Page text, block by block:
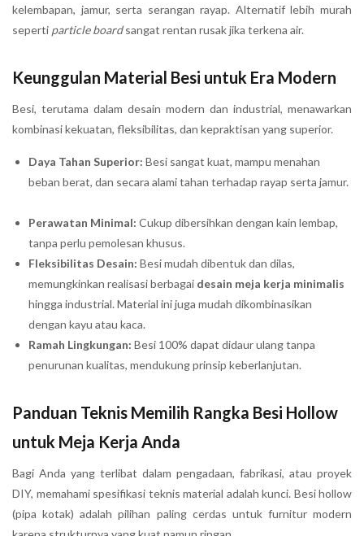
kelembapan, jamur, serta serangan rayap. Alternatif lebih murah
seperti particle boardsangat rentan rusak jika terkena air.
Keunggulan Material Besi untuk Era Modern
Besi, terutama dalam desain modern dan industrial, menawarkan
kombinasi kekuatan, fleksibilitas, dan kepraktisan yang superior.
Daya Tahan Superior: Besi sangat kuat, mampu menahan
beban berat, dan secara alami tahan terhadap rayap serta jamur.
Perawatan Minimal: Cukup dibersihkan dengan kain lembap,
tanpa perlu pemolesan khusus.
Fleksibilitas Desain: Besi mudah dibentuk dan dilas,
memungkinkan realisasi berbagai desain meja kerja minimalis
hingga industrial. Material ini juga mudah dikombinasikan
dengan kayu atau kaca.
Ramah Lingkungan: Besi 100% dapat didaur ulang tanpa
penurunan kualitas, mendukung prinsip keberlanjutan.
Panduan Teknis Memilih Rangka Besi Hollow
untuk Meja Kerja Anda
Bagi Anda yang terlibat dalam pengadaan, fabrikasi, atau proyek
DIY, memahami spesifikasi teknis material adalah kunci. Besi hollow
(pipa kotak) adalah pilihan paling cerdas untuk furnitur modern